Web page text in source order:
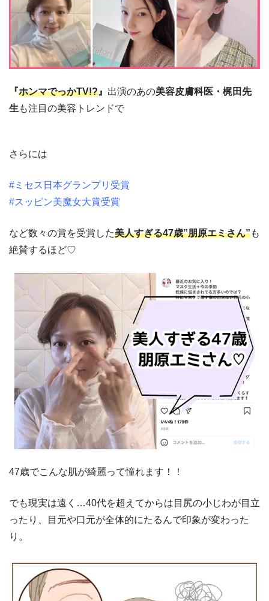
『ホンマでっかTV!? 』 出演のあの美容皮膚科医・梶田先
生 も注目の美容トレンドで
さらには
#ミセス日本グランプリ受賞
#スッピン美魔女大賞受賞
など数々の賞を受賞した美人すぎる47歳”朋原エミさん”も
絶賛するほど♡
47歳でこんな肌が綺麗って憧れます！！
でも現実は遠く…40代を超えてからは目尻の小じわが目立
ったり、目元や口元が全体的にたるんで印象が変わった
り。